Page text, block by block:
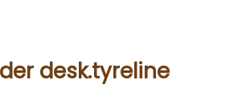
desk.tyreline